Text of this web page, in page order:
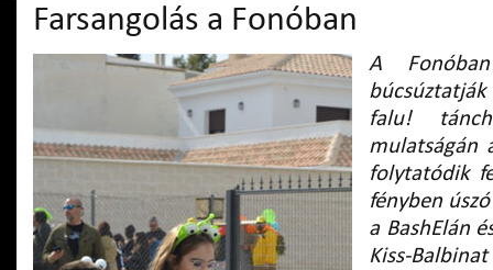
Farsangolás a Fonóban
A
falu!
mulatságán
folytatódik
fényben
a BashElán
Kiss-